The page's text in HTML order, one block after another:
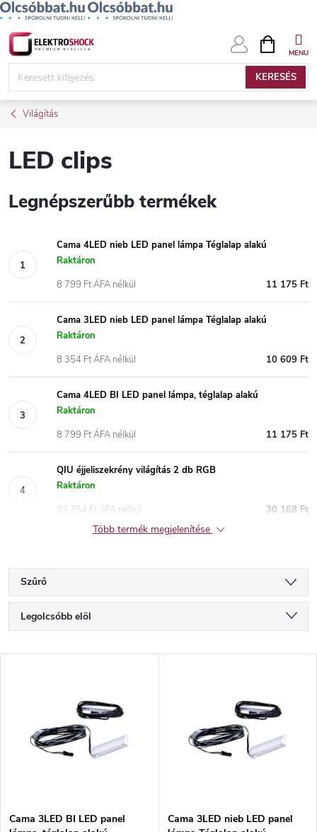
Ugrás
KERESÉS
KOSÁR
Világítás
LED clips
Legnépszerűbb termékek
Cama 4LED nieb LED panel lámpa Téglalap alakú
Raktáron
11 175 Ft
8 799 Ft ÁFA nélkül
Cama 3LED nieb LED panel lámpa Téglalap alakú
Raktáron
10 609 Ft
8 354 Ft ÁFA nélkül
Cama 4LED BI LED panel lámpa, téglalap alakú
Raktáron
11 175 Ft
8 799 Ft ÁFA nélkül
QIU éjjeliszekrény világítás 2 db RGB
Raktáron
30 168 Ft
23 754 Ft ÁFA nélkül
Több termék megjelenítése
Szűrő
T
e
m
Legolcsóbb elöl
é
Cama 3LED BI LED panel
Cama 3LED nieb LED panel